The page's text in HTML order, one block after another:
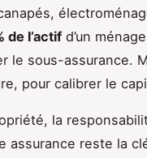
de l’actif d’un
le sous-assurance.
pour calibrer le
la
assurance reste la